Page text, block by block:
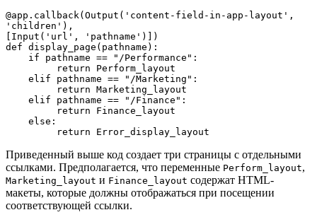
@app.callback(Output('content-field-in-app-layout',
'children'),
[Input('url', 'pathname')])
def display_page(pathname):
   	 return Error_display_layout
Приведенный выше код создает три страницы с отдельными
ссылками. Предполагается, что переменные Perform_layout,
Marketing_layout и Finance_layout содержат HTML-
макеты, которые должны отображаться при посещении
соответствующей ссылки.